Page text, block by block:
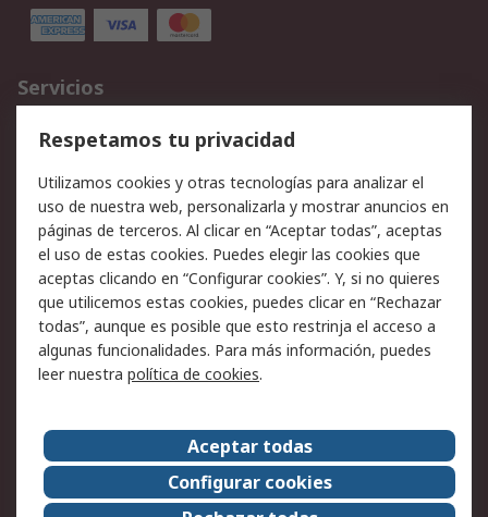
Servicios
Cómo realizar pedidos
Devoluciones
Facturación y pago
Ofertas
Soporte técnico
Legal
Aviso legal
Política de privacidad -
Actualizada
Política sobre cookies
Seguridad de emails
Certificaciones de
Condiciones de venta
Acerca de RS
Acerca de RS
RS Group
Respetamos tu privacidad
Utilizamos cookies y otras tecnologías para analizar el
uso de nuestra web, personalizarla y mostrar anuncios en
páginas de terceros. Al clicar en “Aceptar todas”, aceptas
el uso de estas cookies. Puedes elegir las cookies que
aceptas clicando en “Configurar cookies”. Y, si no quieres
que utilicemos estas cookies, puedes clicar en “Rechazar
todas”, aunque es posible que esto restrinja el acceso a
algunas funcionalidades. Para más información, puedes
leer nuestra política de cookies.
Aceptar todas
Configurar cookies